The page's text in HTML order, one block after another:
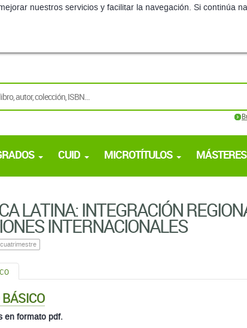
nuestros servicios y facilitar la navegación. Si continúa
CUID MICROTÍTULOS MÁSTERES
LATINA: INTEGRACIÓN
INTERNACIONALES
en formato pdf.